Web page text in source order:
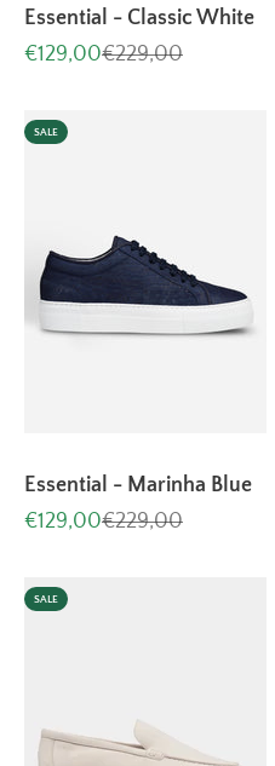
Essential - Classic White
Aanbiedingsprijs
€129,00Normale prijs
€229,00
SALE
Essential - Marinha Blue
Aanbiedingsprijs
€129,00Normale prijs
€229,00
SALE